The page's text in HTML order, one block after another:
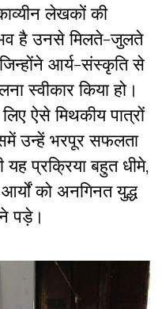
लेखकों की
है उनसे मिलते-जुलते
आर्य-संस्कृति से
स्वीकार किया हो।
ऐसे मिथकीय पात्रों
उन्हें भरपूर सफलता
यह प्रक्रिया बहुत धीमे,
को अनगिनत युद्ध
पड़े।